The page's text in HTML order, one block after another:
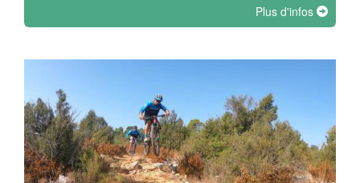
Plus d'infos